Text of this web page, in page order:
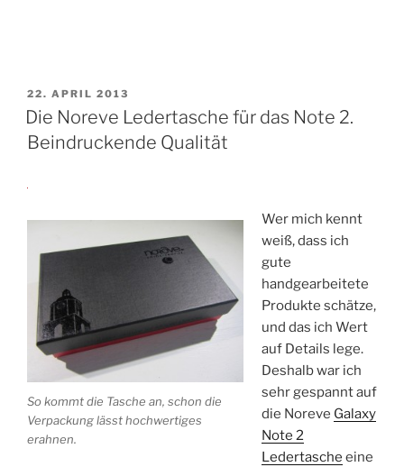
VERÖFFENTLICHT
AM
22. APRIL 2013
Die Noreve Ledertasche für das Note 2.
Beindruckende Qualität
So kommt die Tasche an, schon die
Verpackung lässt hochwertiges
erahnen.
Wer mich kennt
weiß, dass ich
gute
handgearbeitete
Produkte schätze,
und das ich Wert
auf Details lege.
Deshalb war ich
sehr gespannt auf
die Noreve Galaxy
Note 2
Ledertasche eine